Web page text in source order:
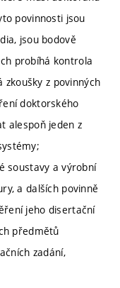
povinnosti jsou
jsou bodově
probíhá kontrola
zkoušky z povinných
doktorského
alespoň jeden z
soustavy a výrobní
a dalších povinně
jeho disertační
předmětů
zadání,